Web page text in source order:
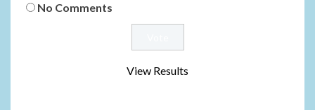
No Comments
View Results